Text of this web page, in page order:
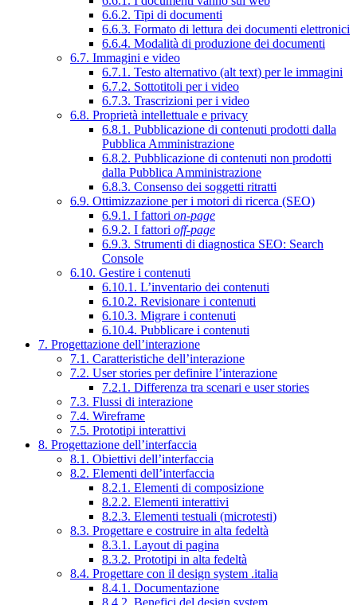
6.6.2. Tipi di documenti
6.6.3. Formato di lettura dei documenti elettronici
6.6.4. Modalità di produzione dei documenti
6.7. Immagini e video
6.7.1. Testo alternativo (alt text) per le immagini
6.7.2. Sottotitoli per i video
6.7.3. Trascrizioni per i video
6.8. Proprietà intellettuale e privacy
6.8.1. Pubblicazione di contenuti prodotti dalla
Pubblica Amministrazione
6.8.2. Pubblicazione di contenuti non prodotti
dalla Pubblica Amministrazione
6.8.3. Consenso dei soggetti ritratti
6.9. Ottimizzazione per i motori di ricerca (SEO)
6.9.1. I fattori on-page
6.9.2. I fattori off-page
6.9.3. Strumenti di diagnostica SEO: Search
Console
6.10. Gestire i contenuti
6.10.1. L’inventario dei contenuti
6.10.2. Revisionare i contenuti
6.10.3. Migrare i contenuti
6.10.4. Pubblicare i contenuti
7. Progettazione dell’interazione
7.1. Caratteristiche dell’interazione
7.2. User stories per definire l’interazione
7.2.1. Differenza tra scenari e user stories
7.3. Flussi di interazione
7.4. Wireframe
7.5. Prototipi interattivi
8. Progettazione dell’interfaccia
8.1. Obiettivi dell’interfaccia
8.2. Elementi dell’interfaccia
8.2.1. Elementi di composizione
8.2.2. Elementi interattivi
8.2.3. Elementi testuali (microtesti)
8.3. Progettare e costruire in alta fedeltà
8.3.1. Layout di pagina
8.3.2. Prototipi in alta fedeltà
8.4. Progettare con il design system .italia
8.4.1. Documentazione
8.4.2. Benefici del design system